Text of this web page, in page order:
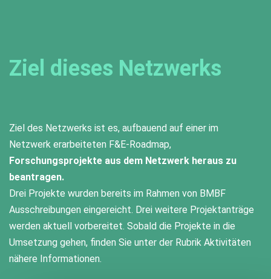
Ziel dieses Netzwerks
Ziel des Netzwerks ist es, aufbauend auf einer im
Netzwerk erarbeiteten F&E-Roadmap,
Forschungsprojekte aus dem Netzwerk heraus zu
beantragen.
Drei Projekte wurden bereits im Rahmen von BMBF
Ausschreibungen eingereicht. Drei weitere Projektanträge
werden aktuell vorbereitet. Sobald die Projekte in die
Umsetzung gehen, finden Sie unter der Rubrik Aktivitäten
nähere Informationen.